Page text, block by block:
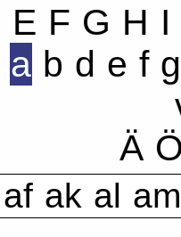
E F G H I
a b d e f g
Ä
af ak al am